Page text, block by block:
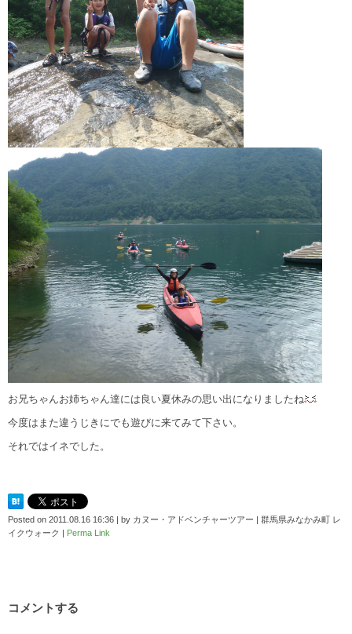
お兄ちゃんお姉ちゃん達には良い夏休みの思い出になりましたね
今度はまた違うじきにでも遊びに来てみて下さい。
それではイネでした。
Posted on 2011.08.16 16:36 by カヌー・アドベンチャーツアー | 群馬県みなかみ町 レ
イクウォーク
Perma Link
コメントする